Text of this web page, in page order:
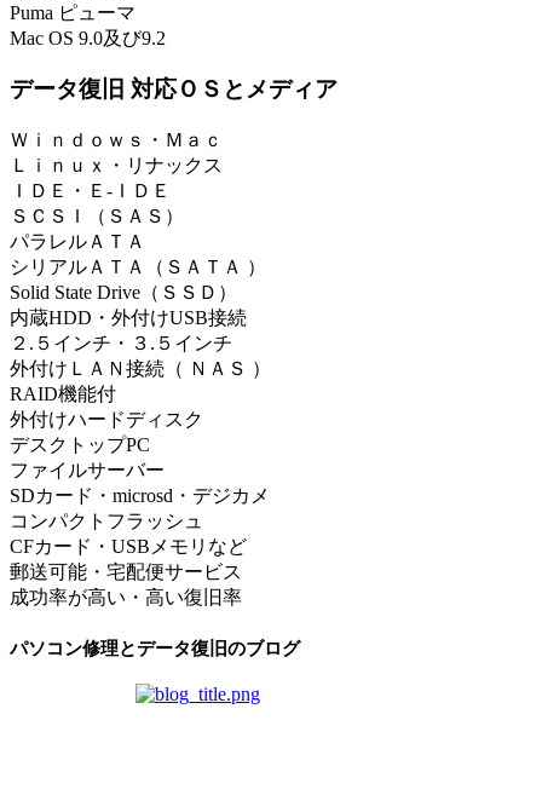
Puma ピューマ
Mac OS 9.0及び9.2
データ復旧 対応ＯＳとメディア
Ｗｉｎｄｏｗｓ・Ｍａｃ
Ｌｉｎｕｘ・リナックス
ＩＤＥ・Ｅ-ＩＤＥ
ＳＣＳＩ（ＳＡＳ）
パラレルＡＴＡ
シリアルＡＴＡ（ＳＡＴＡ ）
Solid State Drive（ＳＳＤ）
内蔵HDD・外付けUSB接続
２.５インチ・３.５インチ
外付けＬＡＮ接続（ ＮＡＳ ）
RAID機能付
外付けハードディスク
デスクトップPC
ファイルサーバー
SDカード・microsd・デジカメ
コンパクトフラッシュ
CFカード・USBメモリなど
郵送可能・宅配便サービス
成功率が高い・高い復旧率
パソコン修理とデータ復旧のブログ